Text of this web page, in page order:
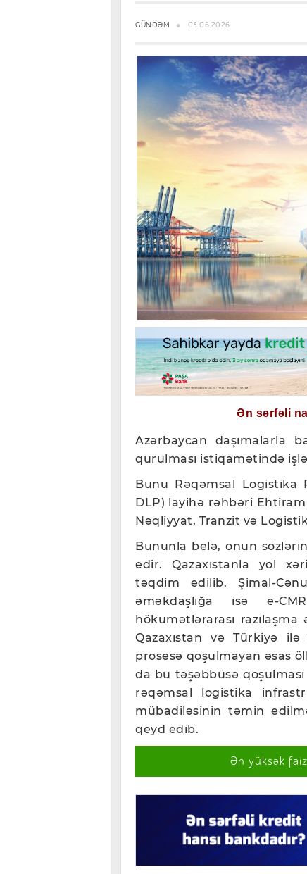
GÜNDƏM 03.06.2026
Ən sərfəli
Azərbaycan daşımalarla
qurulması istiqamətində
Bunu Rəqəmsal Logistika
DLP) layihə rəhbəri
Nəqliyyat, Tranzit və
Bununla belə, onun
edir. Qazaxıstanla yol
təqdim edilib. Şimal-
əməkdaşlığa isə e-
hökumətlərarası
Qazaxıstan və Türkiyə
prosesə qoşulmayan əsas
da bu təşəbbüsə
rəqəmsal logistika
mübadiləsinin təmin
qeyd edib.
Ən yüksək